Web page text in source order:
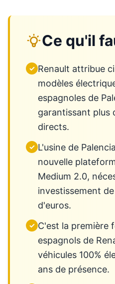
Ce qu'il
✓ Renault attribue
modèles
espagnoles de
garantissant plus
directs.
✓ L'usine de
nouvelle
Medium 2.0,
investissement
d'euros.
✓ C'est la première
espagnols de
véhicules 100%
ans de présence.